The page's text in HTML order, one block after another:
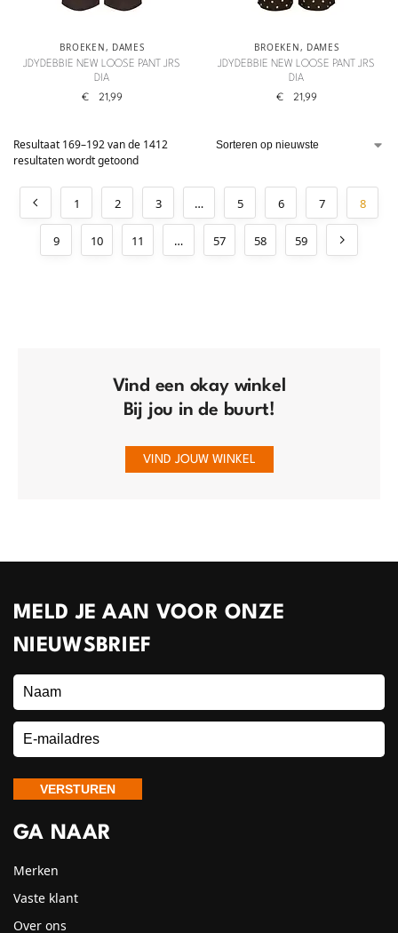
BROEKEN, DAMES
JDYDEBBIE NEW LOOSE PANT JRS
DIA
€ 21,99
BROEKEN, DAMES
JDYDEBBIE NEW LOOSE PANT JRS
DIA
€ 21,99
Resultaat 169–192 van de 1412
resultaten wordt getoond
1 2 3 … 5 6 7 8
9 10 11 … 57 58 59
Vind een okay winkel
Bij jou in de buurt!
VIND JOUW WINKEL
MELD JE AAN VOOR ONZE
NIEUWSBRIEF
GA NAAR
Merken
Vaste klant
Over ons